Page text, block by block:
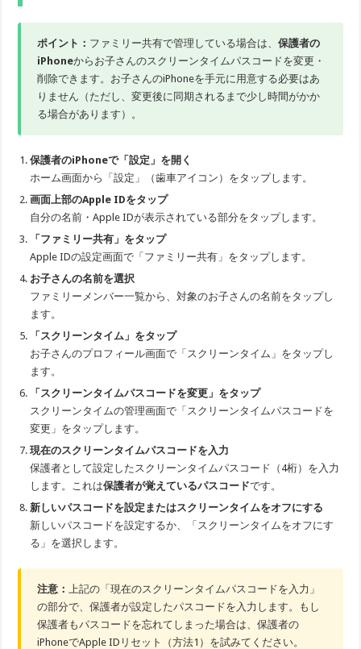
ポイント： ファミリー共有で管理している場合は、保護者の
iPhoneからお子さんのスクリーンタイムパスコードを変更・
削除できます。お子さんのiPhoneを手元に用意する必要はあ
りません（ただし、変更後に同期されるまで少し時間がかか
る場合があります）。
保護者のiPhoneで「設定」を開く
ホーム画面から「設定」（歯車アイコン）をタップします。
画面上部のApple IDをタップ
自分の名前・Apple IDが表示されている部分をタップします。
「ファミリー共有」をタップ
Apple IDの設定画面で「ファミリー共有」をタップします。
お子さんの名前を選択
ファミリーメンバー一覧から、対象のお子さんの名前をタップし
ます。
「スクリーンタイム」をタップ
お子さんのプロフィール画面で「スクリーンタイム」をタップし
ます。
「スクリーンタイムパスコードを変更」をタップ
スクリーンタイムの管理画面で「スクリーンタイムパスコードを
変更」をタップします。
現在のスクリーンタイムパスコードを入力
保護者として設定したスクリーンタイムパスコード（4桁）を入力
します。これは保護者が覚えているパスコードです。
新しいパスコードを設定またはスクリーンタイムをオフにする
新しいパスコードを設定するか、「スクリーンタイムをオフにす
る」を選択します。
注意：
上記の「現在のスクリーンタイムパスコードを入力」
の部分で、保護者が設定したパスコードを入力します。もし
保護者もパスコードを忘れてしまった場合は、保護者の
iPhoneでApple IDリセット（方法1）を試みてください。